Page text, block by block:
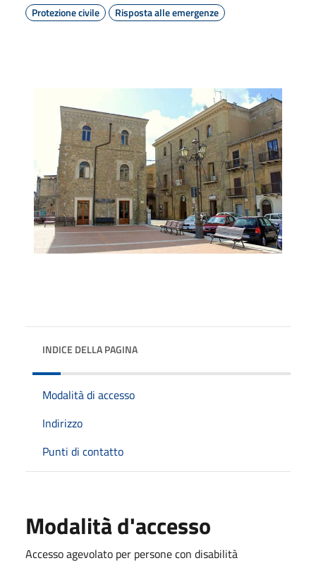
Protezione civile
Risposta alle emergenze
INDICE DELLA PAGINA
Modalità di accesso
Indirizzo
Punti di contatto
Modalità d'accesso
Accesso agevolato per persone con disabilità